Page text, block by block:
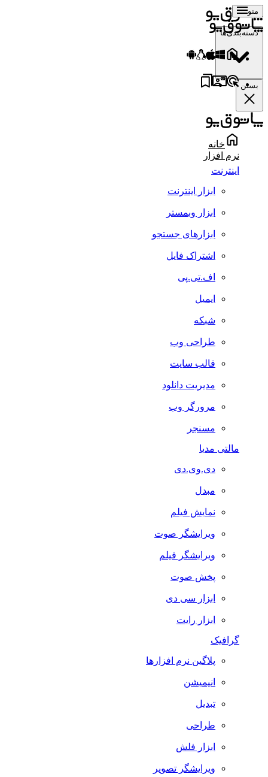
منو
دسته‌بندی‌ها
بستن
خانه
نرم افزار
اینترنت
ابزار اینترنت
ابزار وبمستر
ابزارهای جستجو
اشتراک فایل
اف.تی.پی
ایمیل
شبکه
طراحی وب
قالب سایت
مدیریت دانلود
مرورگر وب
مسنجر
مالتی مدیا
دی.وی.دی
مبدل
نمایش فیلم
ویرایشگر صوت
ویرایشگر فیلم
پخش صوت
ابزار سی دی
ابزار رایت
گرافیک
پلاگین نرم افزارها
انیمیشن
تبدیل
طراحی
ابزار فلش
ویرایشگر تصویر